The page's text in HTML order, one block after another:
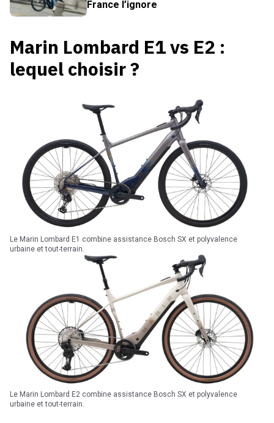
France l’ignore
Marin Lombard E1 vs E2 :
lequel choisir ?
Le Marin Lombard E1 combine assistance Bosch SX et polyvalence
urbaine et tout-terrain.
Le Marin Lombard E2 combine assistance Bosch SX et polyvalence
urbaine et tout-terrain.